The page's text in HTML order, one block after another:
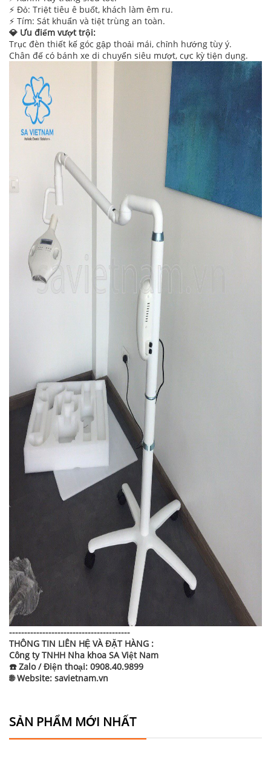
⚡ Đỏ: Triệt tiêu ê buốt, khách làm êm ru.
⚡ Tím: Sát khuẩn và tiệt trùng an toàn.
💎 Ưu điểm vượt trội:
Trục đèn thiết kế góc gập thoải mái, chỉnh hướng tùy ý.
Chân đế có bánh xe di chuyển siêu mượt, cực kỳ tiện dụng.
----------------------------------------
THÔNG TIN LIÊN HỆ VÀ ĐẶT HÀNG :
Công ty TNHH Nha khoa SA Việt Nam
☎️ Zalo / Điện thoại: 0908.40.9899
🌐 Website: savietnam.vn
SẢN PHẨM MỚI NHẤT